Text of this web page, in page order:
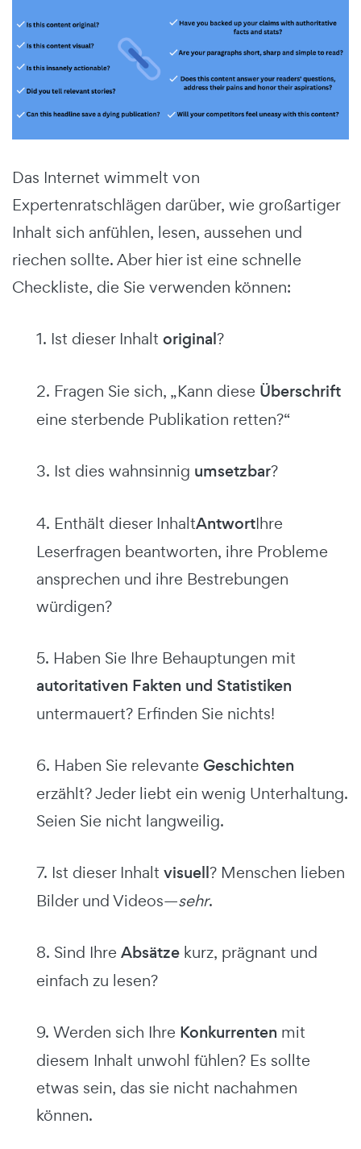
Das Internet wimmelt von
Expertenratschlägen darüber, wie großartiger
Inhalt sich anfühlen, lesen, aussehen und
riechen sollte. Aber hier ist eine schnelle
Checkliste, die Sie verwenden können:
1. Ist dieser Inhalt original?
2. Fragen Sie sich, „Kann diese Überschrift
eine sterbende Publikation retten?“
3. Ist dies wahnsinnig umsetzbar?
4. Enthält dieser InhaltAntwortIhre
Leserfragen beantworten, ihre Probleme
ansprechen und ihre Bestrebungen
würdigen?
5. Haben Sie Ihre Behauptungen mit
autoritativen Fakten und Statistiken
untermauert? Erfinden Sie nichts!
6. Haben Sie relevante Geschichten
erzählt? Jeder liebt ein wenig Unterhaltung.
Seien Sie nicht langweilig.
7. Ist dieser Inhalt visuell? Menschen lieben
Bilder und Videos—sehr.
8. Sind Ihre Absätze kurz, prägnant und
einfach zu lesen?
9. Werden sich Ihre Konkurrenten mit
diesem Inhalt unwohl fühlen? Es sollte
etwas sein, das sie nicht nachahmen
können.